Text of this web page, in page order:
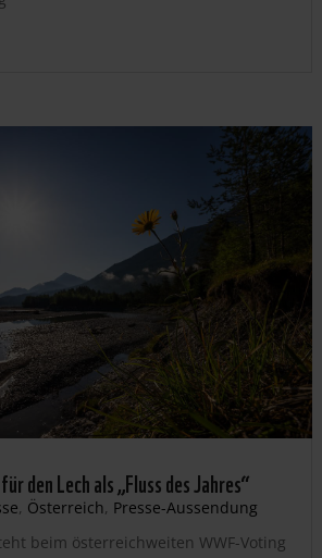
den Lech als „Fluss des Jahres“
, Österreich, Presse-Aussendung
beim österreichweiten WWF-Voting